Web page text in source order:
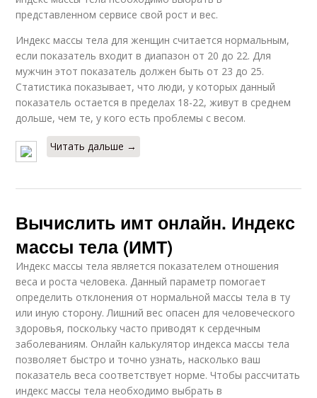
представленном сервисе свой рост и вес.
Индекс массы тела для женщин считается нормальным,
если показатель входит в диапазон от 20 до 22. Для
мужчин этот показатель должен быть от 23 до 25.
Статистика показывает, что люди, у которых данный
показатель остается в пределах 18-22, живут в среднем
дольше, чем те, у кого есть проблемы с весом.
Читать дальше →
Вычислить имт онлайн. Индекс
массы тела (ИМТ)
Индекс массы тела является показателем отношения
веса и роста человека. Данный параметр помогает
определить отклонения от нормальной массы тела в ту
или иную сторону. Лишний вес опасен для человеческого
здоровья, поскольку часто приводят к сердечным
заболеваниям. Онлайн калькулятор индекса массы тела
позволяет быстро и точно узнать, насколько ваш
показатель веса соответствует норме. Чтобы рассчитать
индекс массы тела необходимо выбрать в